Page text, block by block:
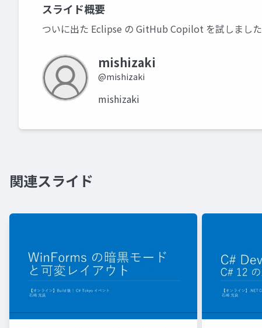
スライド概要
ついに出た Eclipse の GitHub Copilot を試しました
mishizaki
@mishizaki
mishizaki
関連スライド